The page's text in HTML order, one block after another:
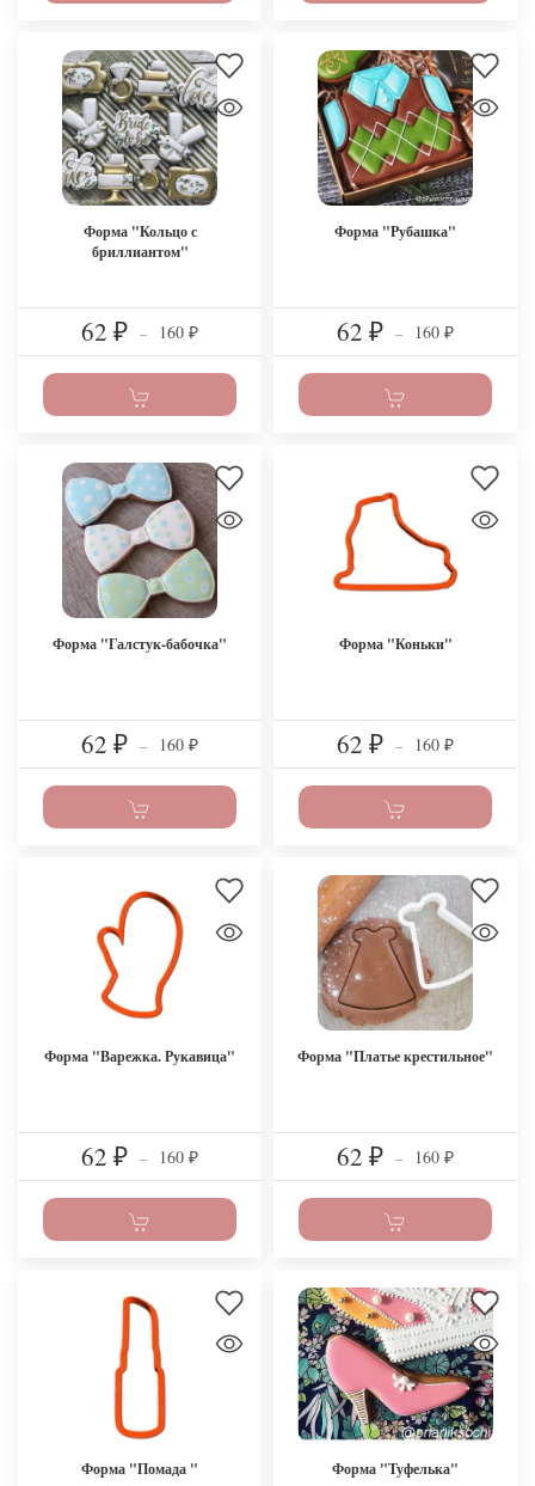
Форма "Кольцо с
бриллиантом"
62 ₽ – 160 ₽
Форма "Рубашка"
62 ₽ – 160 ₽
Форма "Галстук-бабочка"
62 ₽ – 160 ₽
Форма "Коньки"
62 ₽ – 160 ₽
Форма "Варежка. Рукавица"
62 ₽ – 160 ₽
Форма "Платье крестильное"
62 ₽ – 160 ₽
Форма "Помада " Форма "Туфелька"